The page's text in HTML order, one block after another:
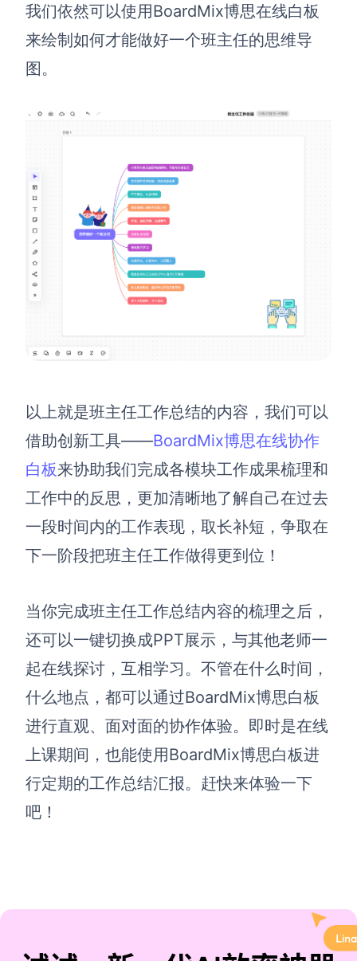
我们依然可以使用BoardMix博思在线白板
来绘制如何才能做好一个班主任的思维导
图。
以上就是班主任工作总结的内容，我们可以
借助创新工具——BoardMix博思在线协作
白板来协助我们完成各模块工作成果梳理和
工作中的反思，更加清晰地了解自己在过去
一段时间内的工作表现，取长补短，争取在
下一阶段把班主任工作做得更到位！
当你完成班主任工作总结内容的梳理之后，
还可以一键切换成PPT展示，与其他老师一
起在线探讨，互相学习。不管在什么时间，
什么地点，都可以通过BoardMix博思白板
进行直观、面对面的协作体验。即时是在线
上课期间，也能使用BoardMix博思白板进
行定期的工作总结汇报。赶快来体验一下
吧！